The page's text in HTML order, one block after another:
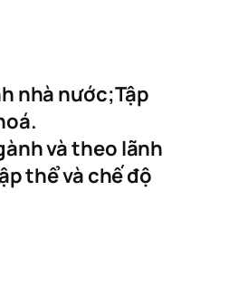
nhà nước;Tập
và theo lãnh
thể và chế độ